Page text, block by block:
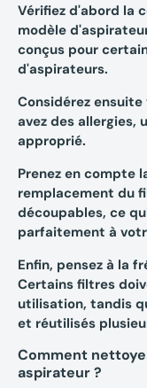
Vérifiez d'abord la
modèle
conçus pour
d'aspirateurs.
Considérez ensuite
avez des allergies,
approprié.
Prenez en compte
remplacement du
découpables, ce
parfaitement à
Enfin, pensez à la
Certains filtres
utilisation, tandis
et réutilisés
Comment
aspirateur ?